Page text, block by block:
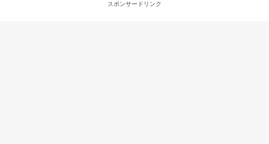
スポンサードリンク